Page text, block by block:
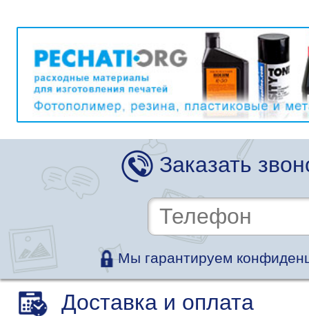
Заказать
Мы гарантируем
Доставка и оплата